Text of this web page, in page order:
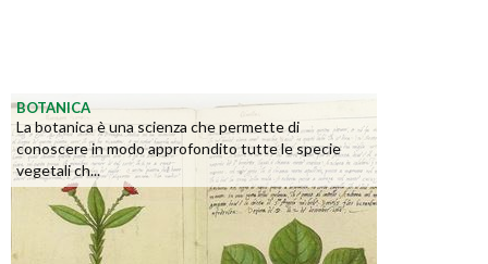
BOTANICA
La botanica è una scienza che permette di
conoscere in modo approfondito tutte le specie
vegetali ch...